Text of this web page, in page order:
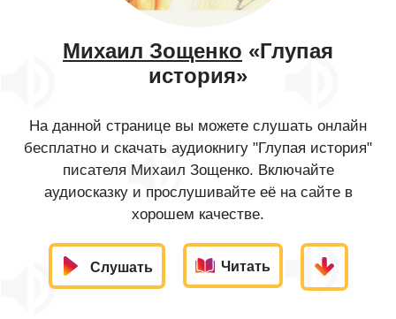
Михаил Зощенко «Глупая
история»
На данной странице вы можете слушать онлайн
бесплатно и скачать аудиокнигу "Глупая история"
писателя Михаил Зощенко. Включайте
аудиосказку и прослушивайте её на сайте в
хорошем качестве.
Слушать Читать